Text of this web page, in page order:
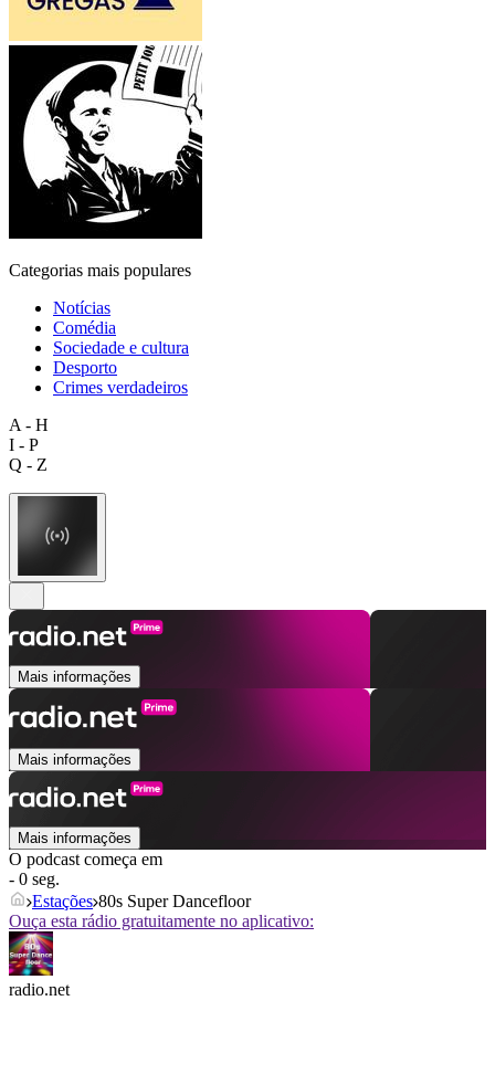
Categorias mais populares
Notícias
Comédia
Sociedade e cultura
Desporto
Crimes verdadeiros
A - H
I - P
Q - Z
Mais informações
Mais informações
Mais informações
O podcast começa em
- 0 seg.
Estações 80s Super Dancefloor
Ouça esta rádio gratuitamente no aplicativo:
radio.net